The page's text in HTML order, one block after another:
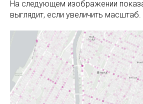
На следующем изображении
выглядит, если увеличить масштаб.